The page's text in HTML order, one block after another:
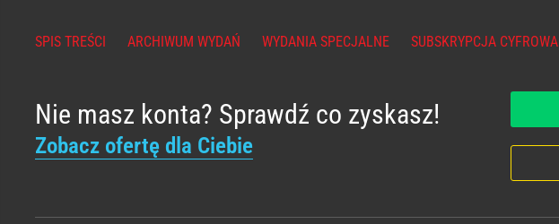
SPIS TREŚCI ARCHIWUM WYDAŃ WYDANIA SPECJALNE SUBSKRYPCJA CYFROWA
Nie masz konta? Sprawdź co zyskasz!
Zobacz ofertę dla Ciebie